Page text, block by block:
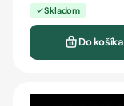
Skladom
Do košíka